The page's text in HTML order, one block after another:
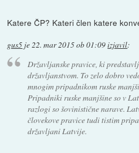
Katere ČP? Kateri člen katere
gus5 je22. mar 2015 ob 01:09izjavil:
Državljanske pravice, ki
državljanstvom. To zelo dobro
mnogim pripadnikom ruske
Pripadniki ruske manjšine so v
razlogi so šovinistične narave.
človekove pravice tudi tistim
državljani Latvije.